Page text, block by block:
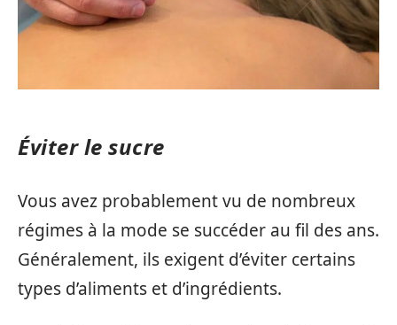
Éviter le sucre
Vous avez probablement vu de nombreux
régimes à la mode se succéder au fil des ans.
Généralement, ils exigent d’éviter certains
types d’aliments et d’ingrédients.